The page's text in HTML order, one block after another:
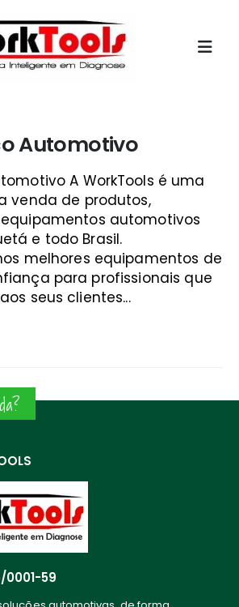
Automotivo
A WorkTools é uma
venda de produtos,
automotivos
e todo Brasil.
melhores equipamentos de
para profissionais que
seus clientes...
0001-59